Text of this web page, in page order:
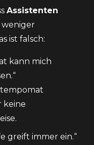
Assistenten
ist falsch:
kann mich
keine
greift immer ein.“